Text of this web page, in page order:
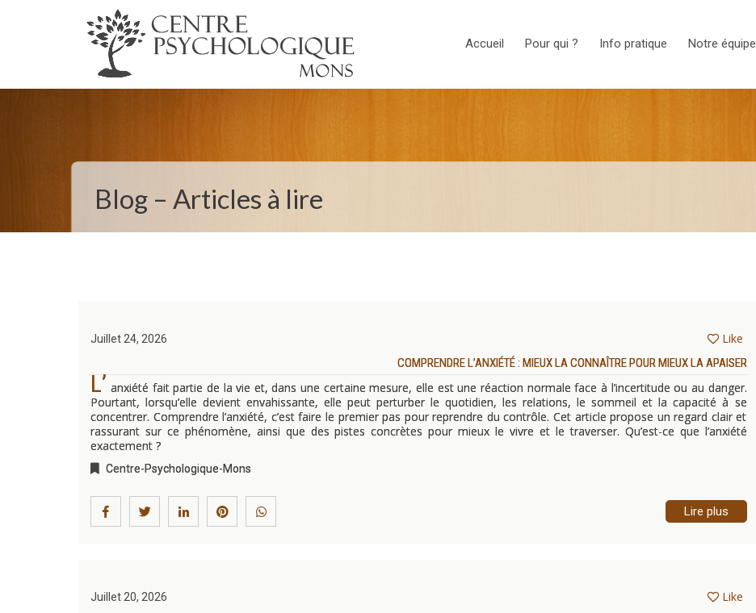
Accueil Pour qui ? Info pratique Notre équipe
Blog – Articles à lire
Juillet 24, 2026 Like
COMPRENDRE L’ANXIÉTÉ : MIEUX LA CONNAÎTRE POUR MIEUX LA APAISER
L’ anxiété fait partie de la vie et, dans une certaine mesure, elle est une réaction normale face à l’incertitude ou au danger.
Pourtant, lorsqu’elle devient envahissante, elle peut perturber le quotidien, les relations, le sommeil et la capacité à se
concentrer. Comprendre l’anxiété, c’est faire le premier pas pour reprendre du contrôle. Cet article propose un regard clair et
rassurant sur ce phénomène, ainsi que des pistes concrètes pour mieux le vivre et le traverser. Qu’est-ce que l’anxiété
exactement ?
Centre-Psychologique-Mons
Lire plus
Juillet 20, 2026 Like